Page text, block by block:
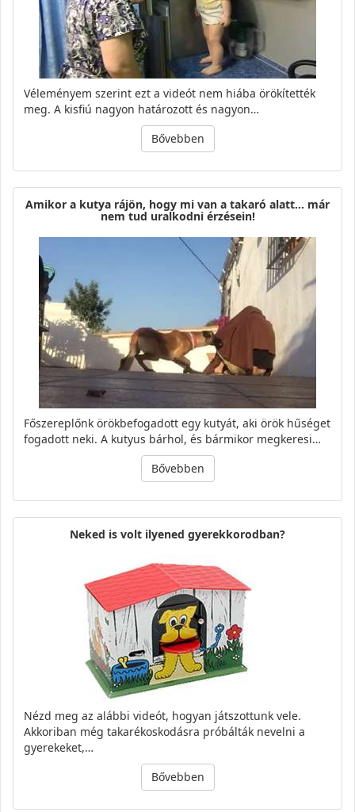
Véleményem szerint ezt a videót nem hiába örökítették
meg. A kisfiú nagyon határozott és nagyon…
Bővebben
Amikor a kutya rájön, hogy mi van a takaró alatt… már
nem tud uralkodni érzésein!
Főszereplőnk örökbefogadott egy kutyát, aki örök hűséget
fogadott neki. A kutyus bárhol, és bármikor megkeresi…
Bővebben
Neked is volt ilyened gyerekkorodban?
Nézd meg az alábbi videót, hogyan játszottunk vele.
Akkoriban még takarékoskodásra próbálták nevelni a
gyerekeket,…
Bővebben